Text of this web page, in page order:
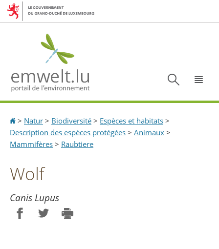
Aller
Aller
Accueil
> Natur > Biodiversité > Espèces et habitats >
Description des espèces protégées > Animaux >
Mammifères > Raubtiere
Wolf
Canis Lupus